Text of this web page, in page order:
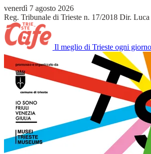
venerdì 7 agosto 2026
Reg. Tribunale di Trieste n. 17/2018 Dir. Luca
Il meglio di Trieste ogni giorno